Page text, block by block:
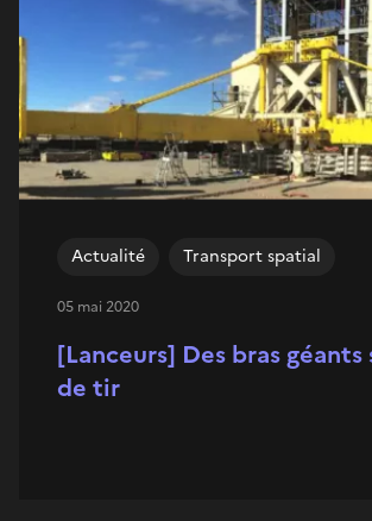
[Lanceurs] Des bras géants
de tir
Actualité Transport spatial
05 mai 2020